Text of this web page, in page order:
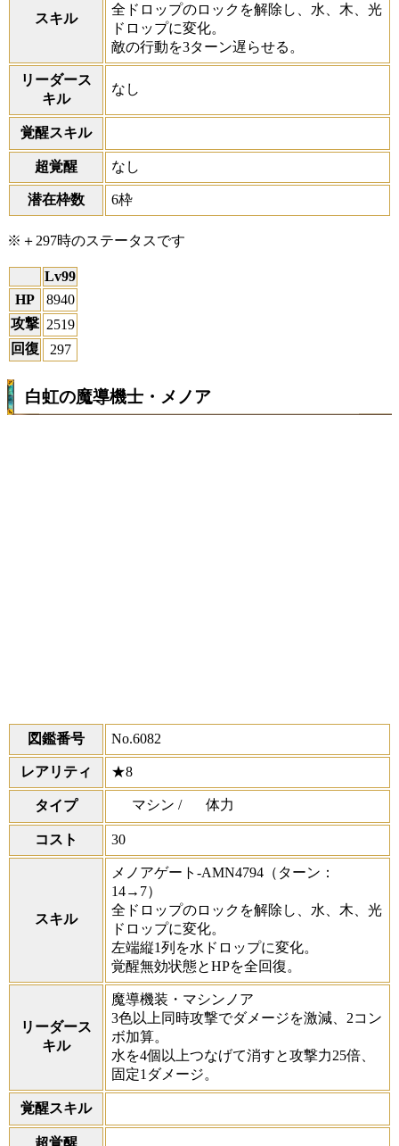
スキル
全ドロップのロックを解除し、水、木、光
ドロップに変化。
敵の行動を3ターン遅らせる。
リーダース
キル
なし
覚醒スキル
超覚醒 なし
潜在枠数 6枠
※＋297時のステータスです
Lv99
HP
8940
攻撃 2519
回復
297
白虹の魔導機士・メノア
図鑑番号 No.6082
レアリティ ★8
タイプ マシン / 体力
コスト 30
スキル
メノアゲート-AMN4794 （ターン：
14→7）
全ドロップのロックを解除し、水、木、光
ドロップに変化。
左端縦1列を水ドロップに変化。
覚醒無効状態とHPを全回復。
リーダース
キル
魔導機装・マシンノア
3色以上同時攻撃でダメージを激減、2コン
ボ加算。
水を4個以上つなげて消すと攻撃力25倍、
固定1ダメージ。
覚醒スキル
超覚醒